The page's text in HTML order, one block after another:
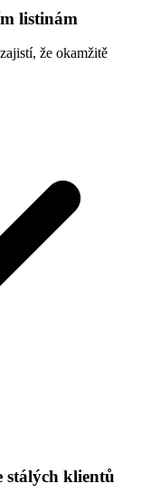
listinám
že okamžitě
stálých klientů